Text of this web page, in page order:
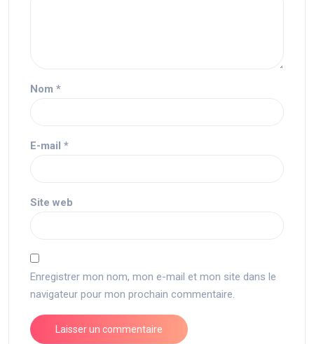
Nom *
E-mail *
Site web
Enregistrer mon nom, mon e-mail et mon site dans le
navigateur pour mon prochain commentaire.